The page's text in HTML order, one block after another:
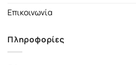
Επικοινωνία
Πληροφορίες